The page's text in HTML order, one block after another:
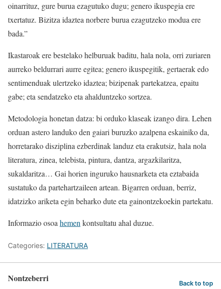
oinarrituz, gure burua ezagutuko dugu; genero ikuspegia ere
txertatuz. Bizitza idaztea norbere burua ezagutzeko modua ere
bada.”
Ikastaroak ere bestelako helburuak baditu, hala nola, orri zuriaren
aurreko beldurrari aurre egitea; genero ikuspegitik, gertaerak edo
sentimenduak ulertzeko idaztea; bizipenak partekatzea, epaitu
gabe; eta sendatzeko eta ahalduntzeko sortzea.
Metodologia honetan datza: bi orduko klaseak izango dira. Lehen
orduan astero landuko den gaiari buruzko azalpena eskainiko da,
horretarako disziplina ezberdinak landuz eta erakutsiz, hala nola
literatura, zinea, telebista, pintura, dantza, argazkilaritza,
sukaldaritza… Gai horien inguruko hausnarketa eta eztabaida
sustatuko da partehartzaileen artean. Bigarren orduan, berriz,
idatzizko ariketa egin beharko dute eta gainontzekoekin partekatu.
Informazio osoahemenkontsultatu ahal duzue.
Categories: LITERATURA
Nontzeberri Back to top